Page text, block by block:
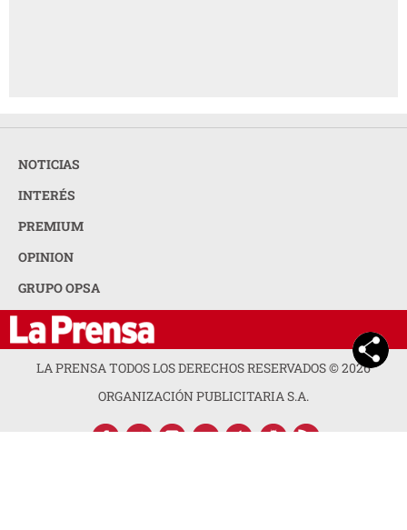
NOTICIAS
INTERÉS
PREMIUM
OPINION
GRUPO OPSA
LA PRENSA TODOS LOS DERECHOS RESERVADOS ©2026
ORGANIZACIÓN PUBLICITARIA S.A.